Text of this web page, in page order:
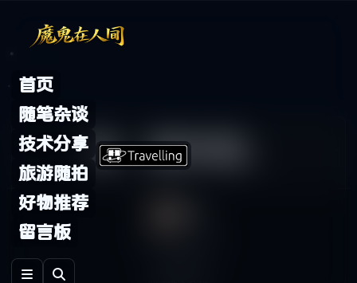
首页
随笔杂谈
技术分享
旅游随拍
好物推荐
留言板
猪，要幸福。